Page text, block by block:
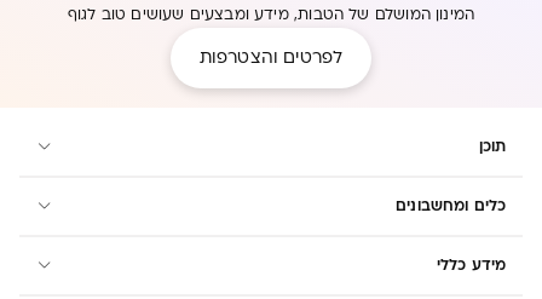
המינון המושלם של הטבות, מידע ומבצעים שעושים טוב לגוף
לפרטים והצטרפות
תוכן
כלים ומחשבונים
מידע כללי